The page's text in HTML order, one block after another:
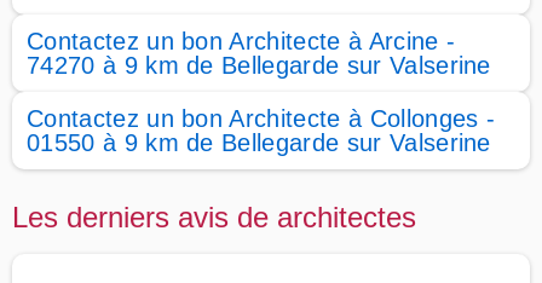
Contactez un bon Architecte à Arcine -
74270 à 9 km de Bellegarde sur Valserine
Contactez un bon Architecte à Collonges -
01550 à 9 km de Bellegarde sur Valserine
Les derniers avis de architectes